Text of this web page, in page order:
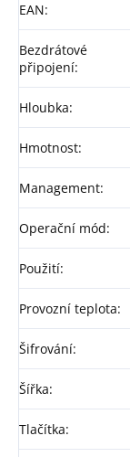
EAN:
Bezdrátové
připojení:
Hloubka:
Hmotnost:
Management:
Operační mód:
Použití:
Provozní teplota:
Šifrování:
Šířka:
Tlačítka: